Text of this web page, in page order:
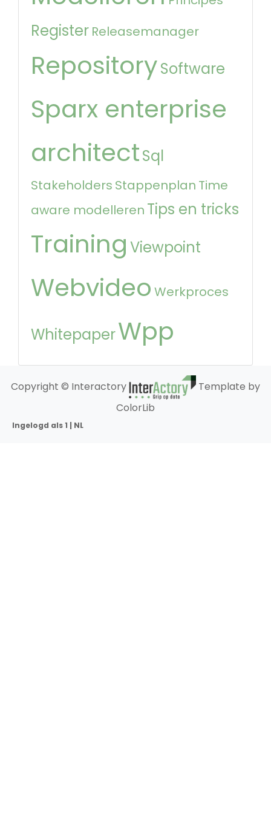
Register Releasemanager
RepositorySoftware
Sparx enterprise
architectSql
Stakeholders Stappenplan Time
aware modelleren Tips en tricks
Training Viewpoint
Webvideo Werkproces
WhitepaperWpp
Copyright © Interactory
Template by
ColorLib
Ingelogd als 1 | NL